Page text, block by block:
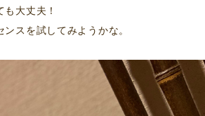
大丈夫！
スを試してみようかな。